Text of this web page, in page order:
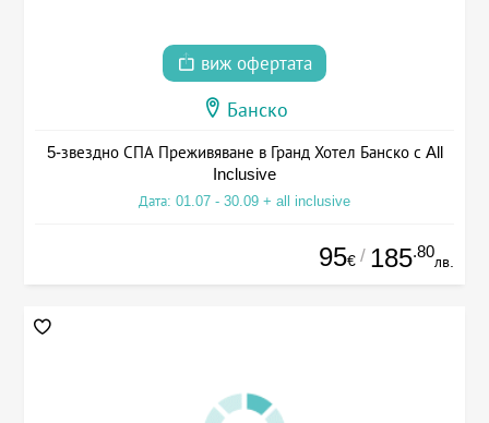
виж офертата
Банско
5-звездно СПА Преживяване в Гранд Хотел Банско с All
Inclusive
Дата: 01.07 - 30.09 + all inclusive
95€ / 185.80
лв.